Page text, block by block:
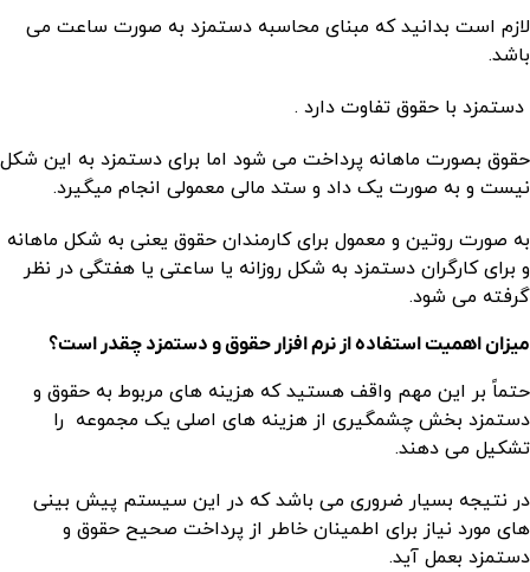
لازم است بدانید که مبنای محاسبه دستمزد به صورت ساعت می
باشد.
دستمزد با حقوق تفاوت دارد .
حقوق بصورت ماهانه پرداخت می شود اما برای دستمزد به این شکل
نیست و به صورت یک داد و ستد مالی معمولی انجام میگیرد.
به صورت روتین و معمول برای کارمندان حقوق یعنی به شکل ماهانه
و برای کارگران دستمزد به شکل روزانه یا ساعتی یا هفتگی در نظر
گرفته می شود.
میزان اهمیت استفاده از نرم افزار حقوق و دستمزد چقدر است؟
حتماً بر این مهم واقف هستید که هزینه های مربوط به حقوق و
دستمزد بخش چشمگیری از هزینه های اصلی یک مجموعه را
تشکیل می دهند.
در نتیجه بسیار ضروری می باشد که در این سیستم پیش بینی
های مورد نیاز برای اطمینان خاطر از پرداخت صحیح حقوق و
دستمزد بعمل آید.